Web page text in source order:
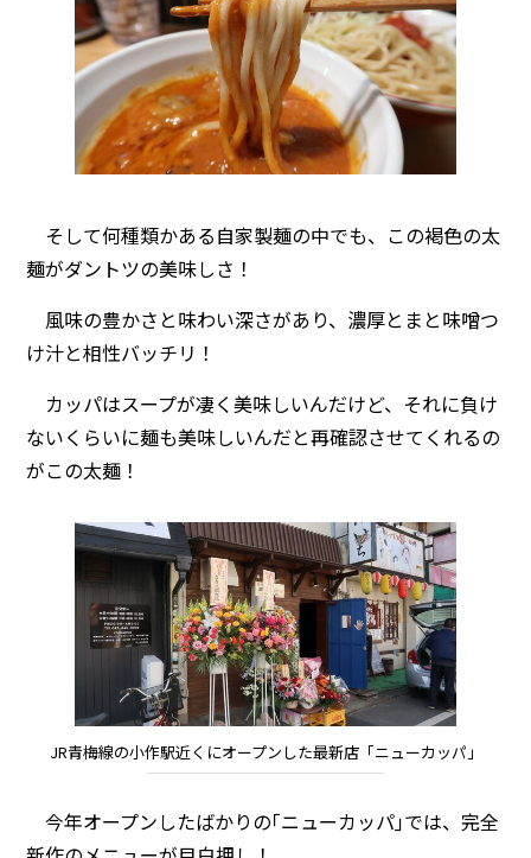
そして何種類かある自家製麺の中でも、この褐色の太
麺がダントツの美味しさ！
風味の豊かさと味わい深さがあり、濃厚とまと味噌つ
け汁と相性バッチリ！
カッパはスープが凄く美味しいんだけど、それに負け
ないくらいに麺も美味しいんだと再確認させてくれるの
がこの太麺！
JR青梅線の小作駅近くにオープンした最新店「ニューカッパ」
今年オープンしたばかりの｢ニューカッパ｣では、完全